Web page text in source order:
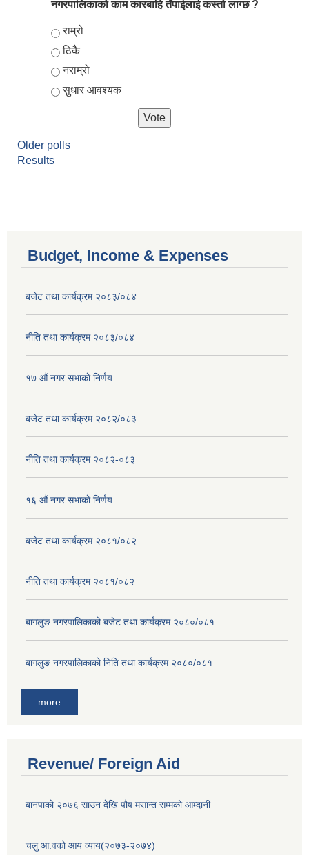
नगरपालिकाको काम कारबाहि तँपाईलाई कस्तो लाग्छ ?
Choices
राम्रो
ठिकै
नराम्रो
सुधार आवश्यक
Older polls
Results
Budget, Income & Expenses
बजेट तथा कार्यक्रम २०८३/०८४
नीति तथा कार्यक्रम २०८३/०८४
१७ ‌‍औं नगर सभाकाे निर्णय
बजेट तथा कार्यक्रम २०८२/०८३
नीति तथा कार्यक्रम २०८२-०८३
१६ ‌औं नगर सभाकाे निर्णय
बजेट तथा कार्यक्रम २०८१/०८२
नीति तथा कार्यक्रम २०८१/०८२
बागलुङ नगरपालिकाको बजेट तथा कार्यक्रम २०८०/०८१
बागलुङ नगरपालिकाको निति तथा कार्यक्रम २०८०/०८१
more
Revenue/ Foreign Aid
बानपाको २०७६ साउन देखि पौष मसान्त सम्मको आम्दानी
चलु आ.वको आय व्याय(२०७३-२०७४)